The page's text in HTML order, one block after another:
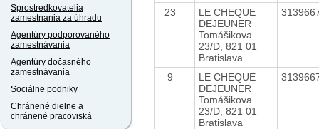
Sprostredkovatelia
zamestnania za úhradu
Agentúry podporovaného
zamestnávania
Agentúry dočasného
zamestnávania
Sociálne podniky
Chránené dielne a
chránené pracoviská
23
LE CHEQUE
DEJEUNER
Tomášikova
23/D, 821 01
Bratislava
9
LE CHEQUE
DEJEUNER
Tomášikova
23/D, 821 01
Bratislava